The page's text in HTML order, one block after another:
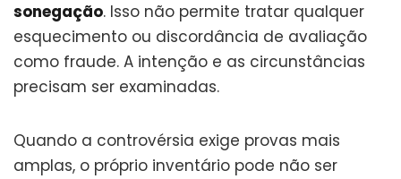
sonegação. Isso não permite tratar qualquer
esquecimento ou discordância de avaliação
como fraude. A intenção e as circunstâncias
precisam ser examinadas.
Quando a controvérsia exige provas mais
amplas, o próprio inventário pode não ser